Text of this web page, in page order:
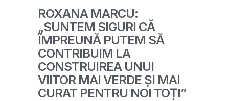
ROXANA MARCU:
„SUNTEM SIGURI CĂ
ÎMPREUNĂ PUTEM SĂ
CONTRIBUIM LA
CONSTRUIREA UNUI
VIITOR MAI VERDE ȘI MAI
CURAT PENTRU NOI TOȚI”